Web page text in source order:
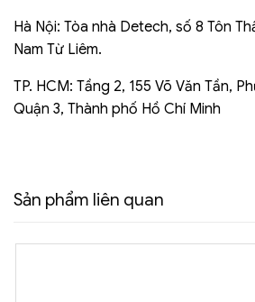
Hà Nội: Tòa nhà Detech, số 8 Tôn
Nam Từ Liêm.
TP. HCM: Tầng 2, 155 Võ Văn Tần,
Quận 3, Thành phố Hồ Chí Minh
Sản phẩm liên quan